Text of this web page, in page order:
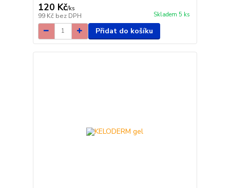
120 Kč/ks
99 Kč bez DPH Skladem 5 ks
Přidat do košíku